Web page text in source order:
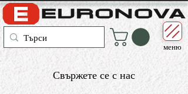
меню
Свържете се с нас